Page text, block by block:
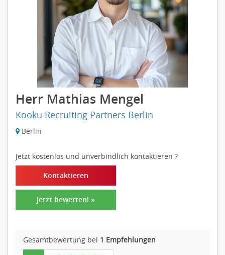
Herr Mathias Mengel
Kooku Recruiting Partners Berlin
Berlin
Jetzt kostenlos und unverbindlich kontaktieren ?
Kontaktieren
Jetzt bewerten! »
Gesamtbewertung bei 1 Empfehlungen